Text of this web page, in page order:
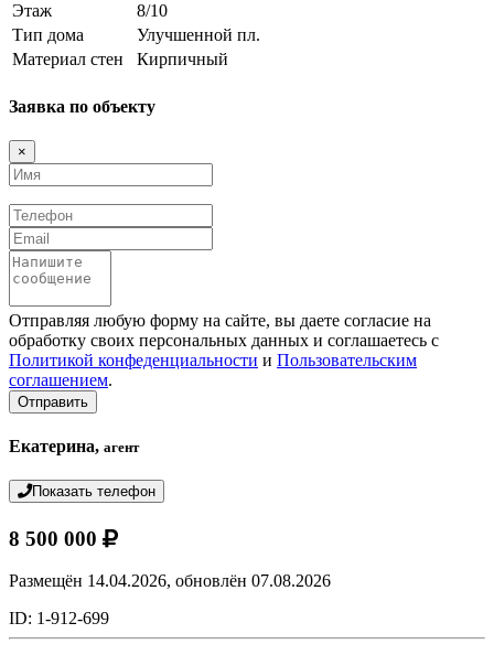
Этаж
8/10
Тип дома
Улучшенной пл.
Материал стен
Кирпичный
Заявка по объекту
×
Имя
Телефон
Email
Сообщение
Отправляя любую форму на сайте, вы даете согласие на
обработку своих персональных данных и соглашаетесь с
Политикой конфеденциальности и Пользовательским
соглашением.
Отправить
Екатерина, агент
Показать телефон
8 500 000
Размещён 14.04.2026, обновлён 07.08.2026
ID: 1-912-699